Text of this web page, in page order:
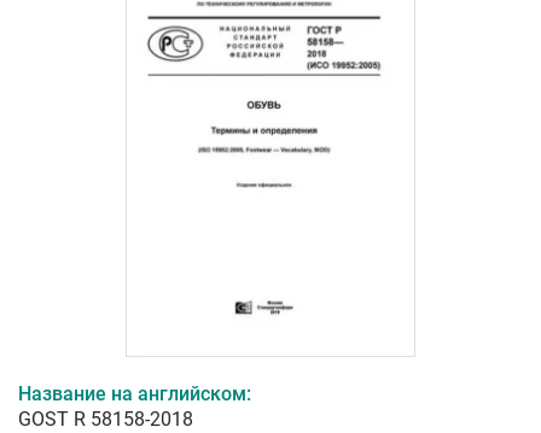
Название на английском:
GOST R 58158-2018